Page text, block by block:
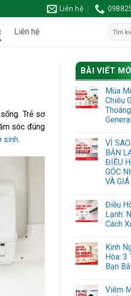
Liên hệ
Liên hệ
Trẻ sơ
sóc đúng
sinh.
BÀI VIẾT
Mùa
Chiêu
VÌ
BẢN
ĐIỀU
GÓC
VÀ GIÁ
Điều
Lạnh:
Cách
Kinh
Hòa: 3
Bạn
Viêm